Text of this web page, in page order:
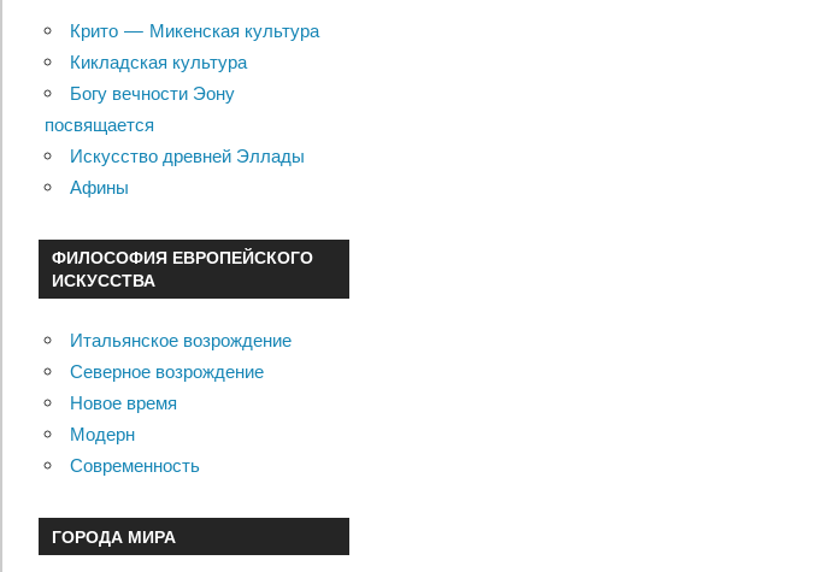
Крито — Микенская культура
Кикладская культура
Богу вечности Эону
посвящается
Искусство древней Эллады
Афины
ФИЛОСОФИЯ ЕВРОПЕЙСКОГО
ИСКУССТВА
Итальянское возрождение
Северное возрождение
Новое время
Модерн
Современность
ГОРОДА МИРА